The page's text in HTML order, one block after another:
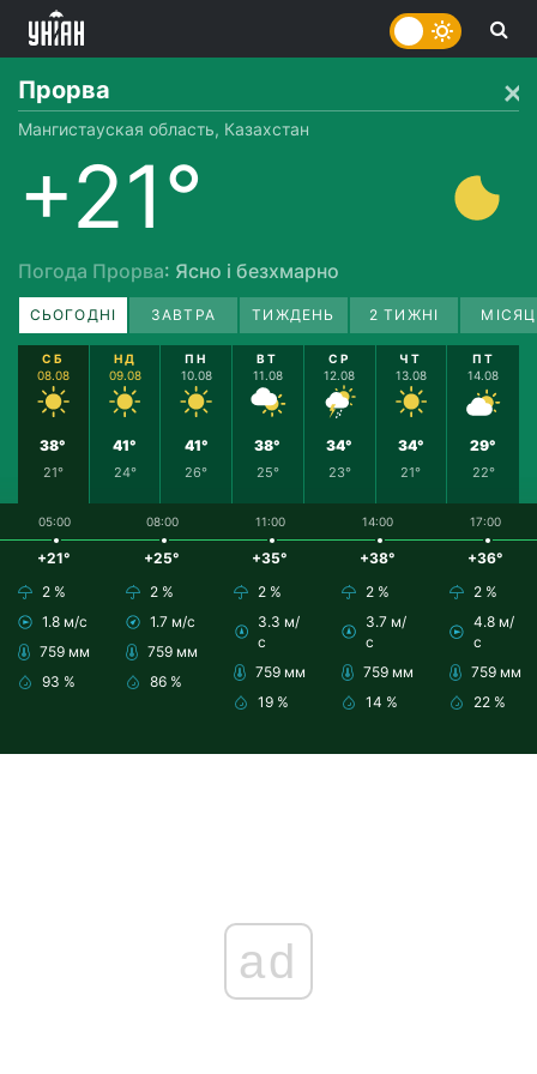
Прорва
Мангистауская область, Казахстан
+21°
Погода Прорва: Ясно і безхмарно
СЬОГОДНІ ЗАВТРА ТИЖДЕНЬ 2 ТИЖНІ
СБ
08.08
38°
21°
НД
09.08
41°
24°
ПН
10.08
41°
26°
ВТ
11.08
38°
25°
СР
12.08
34°
23°
ЧТ
13.08
34°
21°
ПТ
14.08
29°
22°
05:00
+21°
2 %
1.8 м/с
759 мм
93 %
08:00
+25°
2 %
1.7 м/с
759 мм
86 %
11:00
+35°
2 %
3.3 м/
с
759 мм
19 %
14:00
+38°
2 %
3.7 м/
с
759 мм
14 %
17:00
+36°
2 %
4.8 м/
с
759 мм
22 %
ad